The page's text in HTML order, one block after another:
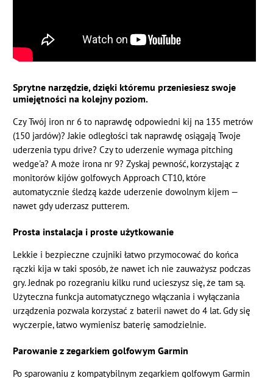
Sprytne narzędzie, dzięki któremu przeniesiesz swoje
umiejętności na kolejny poziom.
Czy Twój iron nr 6 to naprawdę odpowiedni kij na 135 metrów
(150 jardów)? Jakie odległości tak naprawdę osiągają Twoje
uderzenia typu drive? Czy to uderzenie wymaga pitching
wedge'a? A może irona nr 9? Zyskaj pewność, korzystając z
monitorów kijów golfowych Approach CT10, które
automatycznie śledzą każde uderzenie dowolnym kijem —
nawet gdy uderzasz putterem.
Prosta instalacja i proste użytkowanie
Lekkie i bezpieczne czujniki łatwo przymocować do końca
rączki kija w taki sposób, że nawet ich nie zauważysz podczas
gry. Jednak po rozegraniu kilku rund ucieszysz się, że tam są.
Użyteczna funkcja automatycznego włączania i wyłączania
urządzenia pozwala korzystać z baterii nawet do 4 lat. Gdy się
wyczerpie, łatwo wymienisz baterię samodzielnie.
Parowanie z zegarkiem golfowym Garmin
Po sparowaniu z kompatybilnym zegarkiem golfowym Garmin